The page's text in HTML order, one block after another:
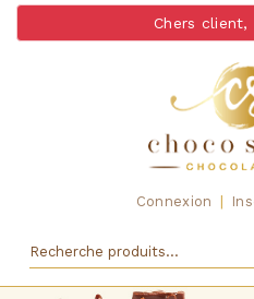
Chers client,
Connexion |